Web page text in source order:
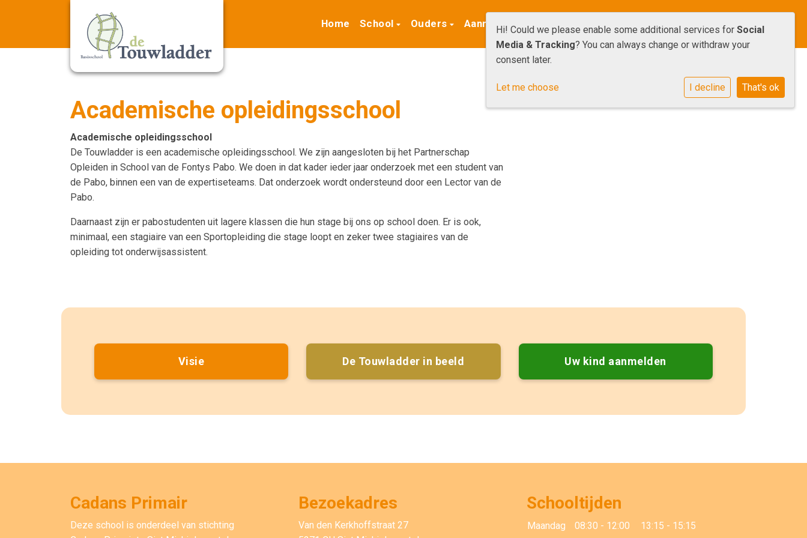
Home School Ouders Aanmelden Samenwerken Informatie Contact
Academische opleidingsschool
Academische opleidingsschool
De Touwladder is een academische opleidingsschool. We zijn aangesloten bij het Partnerschap
Opleiden in School van de Fontys Pabo. We doen in dat kader ieder jaar onderzoek met een student van
de Pabo, binnen een van de expertiseteams. Dat onderzoek wordt ondersteund door een Lector van de
Pabo.
Daarnaast zijn er pabostudenten uit lagere klassen die hun stage bij ons op school doen. Er is ook,
minimaal, een stagiaire van een Sportopleiding die stage loopt en zeker twee stagiaires van de
opleiding tot onderwijsassistent.
Visie De Touwladder in beeld Uw kind aanmelden
Cadans Primair
Deze school is onderdeel van stichting
Bezoekadres
Van den Kerkhoffstraat 27
Schooltijden
Maandag 08:30 - 12:00 13:15 - 15:15
Hi! Could we please enable some additional services for Social
Media & Tracking? You can always change or withdraw your
consent later.
Let me choose I decline That's ok